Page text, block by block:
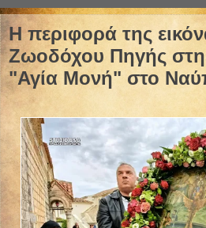
Η περιφορά της
Ζωοδόχου Πηγής στη
"Αγία Μονή" στο